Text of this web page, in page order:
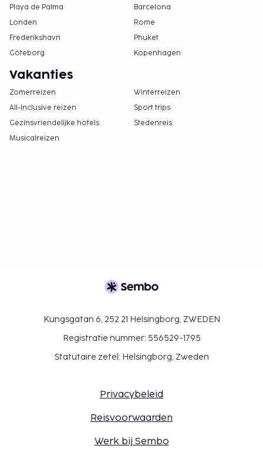
welkom (LGBTI+-vriendelijk).
Playa de Palma
Barcelona
Londen
Rome
Frederikshavn
Phuket
Göteborg
Kopenhagen
Vakanties
Zomerreizen
Winterreizen
All-Inclusive reizen
Sport trips
Gezinsvriendelijke hotels
Stedenreis
Musicalreizen
Kungsgatan 6, 252 21 Helsingborg, ZWEDEN
Registratie nummer: 556529-1795
Statutaire zetel: Helsingborg, Zweden
Privacybeleid
Reisvoorwaarden
Werk bij Sembo